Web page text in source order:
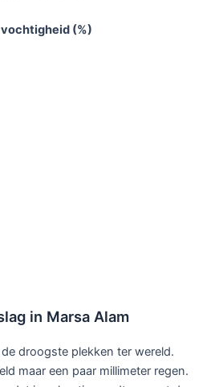
(%)
in Marsa Alam
droogste plekken ter wereld.
maar een paar millimeter regen.